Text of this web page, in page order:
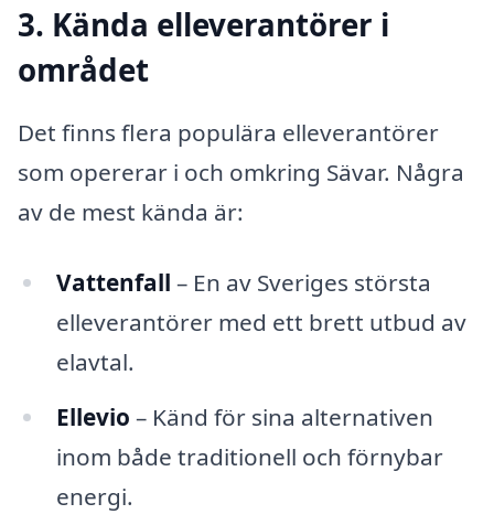
3. Kända elleverantörer i
området
Det finns flera populära elleverantörer
som opererar i och omkring Sävar. Några
av de mest kända är:
Vattenfall – En av Sveriges största
elleverantörer med ett brett utbud av
elavtal.
Ellevio – Känd för sina alternativen
inom både traditionell och förnybar
energi.